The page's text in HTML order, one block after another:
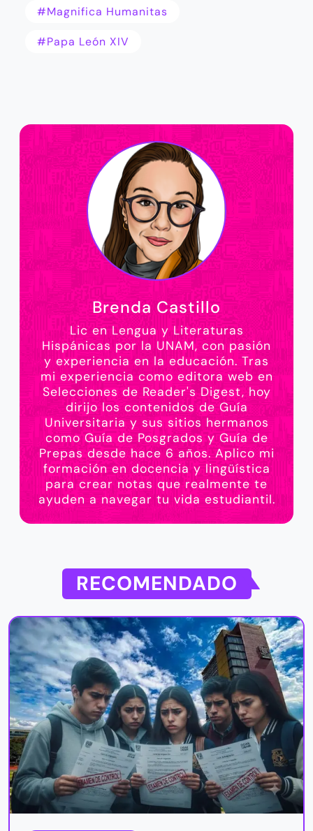
#Magnifica Humanitas
#Papa León XIV
Brenda Castillo
Lic en Lengua y Literaturas
Hispánicas por la UNAM, con pasión
y experiencia en la educación. Tras
mi experiencia como editora web en
Selecciones de Reader's Digest, hoy
dirijo los contenidos de Guía
Universitaria y sus sitios hermanos
como Guía de Posgrados y Guía de
Prepas desde hace 6 años. Aplico mi
formación en docencia y lingüística
para crear notas que realmente te
ayuden a navegar tu vida estudiantil.
RECOMENDADO